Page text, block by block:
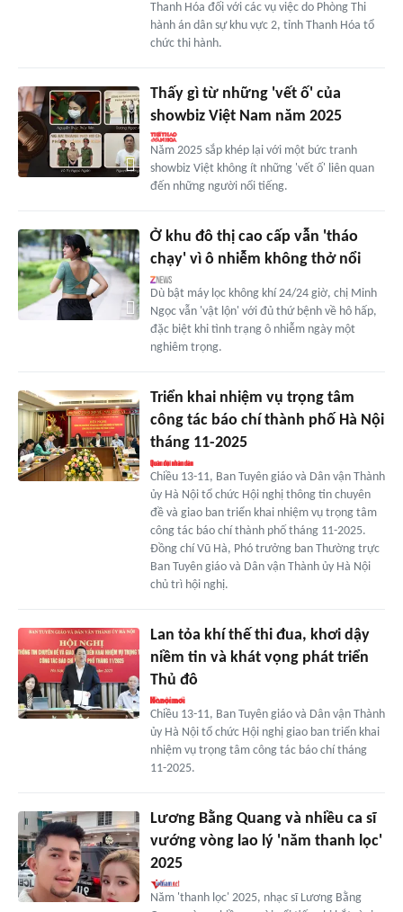
Thanh Hóa đối với các vụ việc do Phòng Thi
hành án dân sự khu vực 2, tỉnh Thanh Hóa tổ
chức thi hành.
Thấy gì từ những 'vết ố' của
showbiz Việt Nam năm 2025
Năm 2025 sắp khép lại với một bức tranh
showbiz Việt không ít những 'vết ố' liên quan
đến những người nổi tiếng.
Ở khu đô thị cao cấp vẫn 'tháo
chạy' vì ô nhiễm không thở nổi
Dù bật máy lọc không khí 24/24 giờ, chị Minh
Ngọc vẫn 'vật lộn' với đủ thứ bệnh về hô hấp,
đặc biệt khi tình trạng ô nhiễm ngày một
nghiêm trọng.
Triển khai nhiệm vụ trọng tâm
công tác báo chí thành phố Hà Nội
tháng 11-2025
Chiều 13-11, Ban Tuyên giáo và Dân vận Thành
ủy Hà Nội tổ chức Hội nghị thông tin chuyên
đề và giao ban triển khai nhiệm vụ trọng tâm
công tác báo chí thành phố tháng 11-2025.
Đồng chí Vũ Hà, Phó trưởng ban Thường trực
Ban Tuyên giáo và Dân vận Thành ủy Hà Nội
chủ trì hội nghị.
Lan tỏa khí thế thi đua, khơi dậy
niềm tin và khát vọng phát triển
Thủ đô
Chiều 13-11, Ban Tuyên giáo và Dân vận Thành
ủy Hà Nội tổ chức Hội nghị giao ban triển khai
nhiệm vụ trọng tâm công tác báo chí tháng
11-2025.
Lương Bằng Quang và nhiều ca sĩ
vướng vòng lao lý 'năm thanh lọc'
2025
Năm 'thanh lọc' 2025, nhạc sĩ Lương Bằng